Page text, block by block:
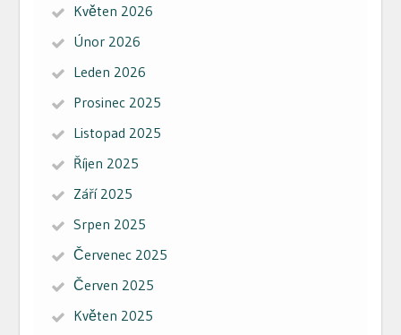
Květen 2026
Únor 2026
Leden 2026
Prosinec 2025
Listopad 2025
Říjen 2025
Září 2025
Srpen 2025
Červenec 2025
Červen 2025
Květen 2025